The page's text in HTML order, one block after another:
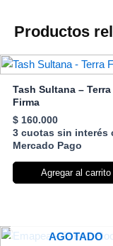
Productos
Tash Sultana – Terra
Firma
$160.000
3 cuotas sin interés
Mercado Pago
Agregar al carrito
AGOTADO